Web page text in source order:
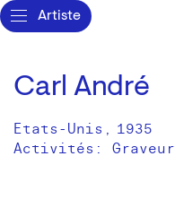
Artiste
Carl André
Etats-Unis , 1935
Activités: Graveur